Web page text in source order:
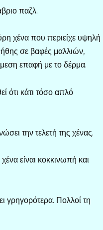
παζλ.
χένα που περιείχε υψηλή
σε βαφές μαλλιών,
επαφή με το δέρμα.
ότι κάτι τόσο απλό
την τελετή της χένας.
είναι κοκκινωπή και
γρηγορότερα. Πολλοί τη